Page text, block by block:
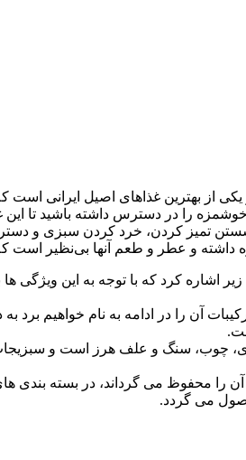
یکی از بهترین غذاهای اصیل ایرانی
را در دسترس داشته باشید تا این غذا
شستن تمیز کردن، خرد کردن سبزی و
داشته و عطر و طعم آنها بی‌نظیر
اشاره کرد که با توجه به این ویژگی ها
آن را در ادامه به نام
چوب، سنگ و علف هرز است و
را محفوظ می گرداند، در بسته بندی
می گردد.